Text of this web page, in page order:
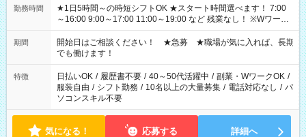
勤務時間
★1日5時間～の時短シフトOK ★スタート時間選べます！ 7:00
～16:00 9:00～17:00 11:00～19:00 など 残業なし！ ※Wワーク
の場合、他のお仕事と合わせ週40時間超の就業はご案内できま
せん ※法令に基づき、週20時間以上勤務は社会保険への加入対
象となります ※労働者派遣法（日雇い派遣の原則禁止）によ
り、短時間・短期間の就業はご案内が難しい場合があります
期間
開始日はご相談ください！ ★急募 ★職場が気に入れば、長期
でも働けます！
特徴 日払いOK / 履歴書不要 / 40～50代活躍中 / 副業・WワークOK /
服装自由 / シフト勤務 / 10名以上の大量募集 / 電話対応なし / パ
ソコンスキル不要
気になる！ 応募する 詳細へ